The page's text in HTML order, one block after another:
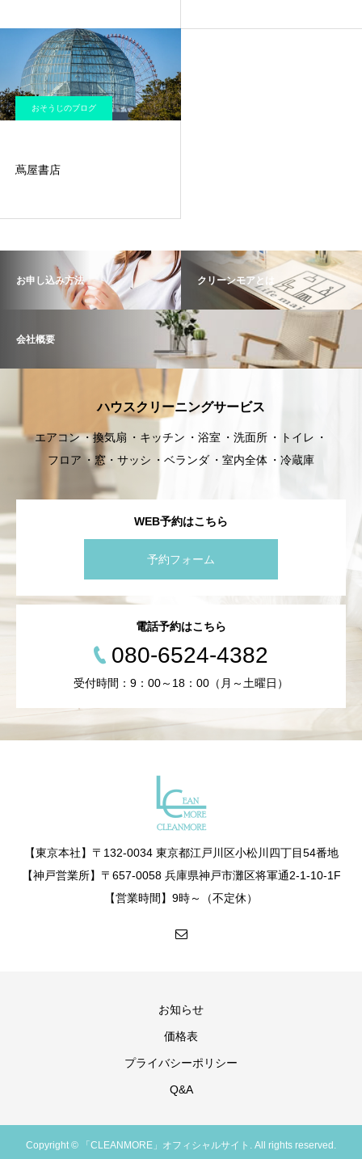
おそうじのブログ
蔦屋書店
お申し込み方法 クリーンモアとは
会社概要
ハウスクリーニングサービス
エアコン 換気扇 キッチン 浴室 洗面所
トイレ
フロア
窓・サッシ ベランダ 室内全体 冷蔵庫
WEB予約はこちら
予約フォーム
電話予約はこちら
080-6524-4382
受付時間：9：00～18：00（月～土曜日）
【東京本社】〒132-0034 東京都江戸川区小松川四丁目54番地
【神戸営業所】〒657-0058 兵庫県神戸市灘区将軍通2-1-10-1F
【営業時間】9時～（不定休）
お知らせ
価格表
プライバシーポリシー
Q&A
Copyright © 「CLEANMORE」オフィシャルサイト. All rights reserved.